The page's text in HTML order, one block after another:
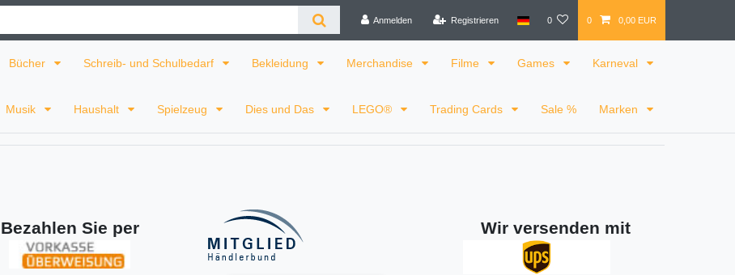
Anmelden Registrieren 0 0 0,00 EUR
Bücher Schreib- und Schulbedarf Bekleidung Merchandise Filme Games Karneval
Musik Haushalt Spielzeug Dies und Das LEGO® Trading Cards Sale % Marken
Bezahlen Sie per Wir versenden mit